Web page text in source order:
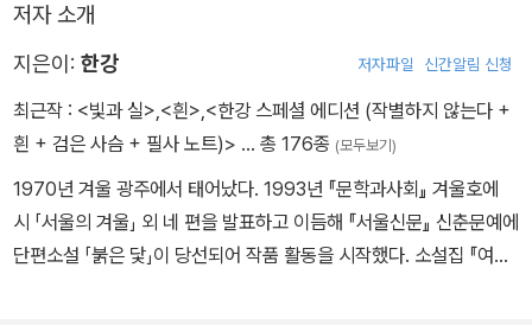
빨갱이들을.
저자 소개
지은이: 한강 저자파일 신간알림 신청
최근작 : <빛과 실>,<흰>,<한강 스페셜 에디션 (작별하지 않는다 +
흰 + 검은 사슴 + 필사 노트)> … 총 176종 (모두보기)
1970년 겨울 광주에서 태어났다. 1993년 『문학과사회』 겨울호에
시 「서울의 겨울」 외 네 편을 발표하고 이듬해 『서울신문』 신춘문예에
단편소설 「붉은 닻」이 당선되어 작품 활동을 시작했다. 소설집 『여수